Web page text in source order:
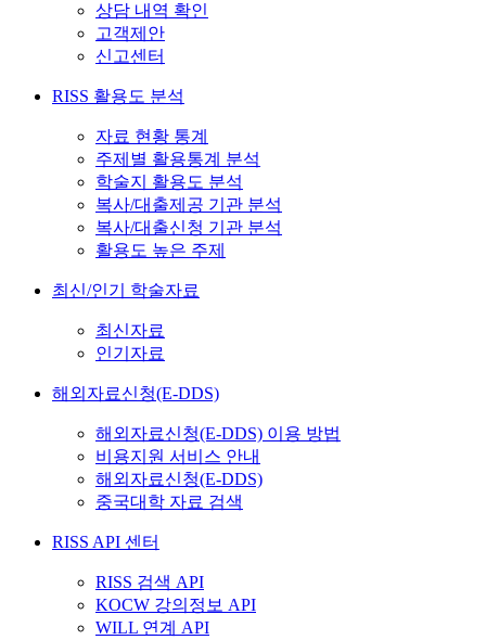
상담 내역 확인
고객제안
신고센터
RISS 활용도 분석
자료 현황 통계
주제별 활용통계 분석
학술지 활용도 분석
복사/대출제공 기관 분석
복사/대출신청 기관 분석
활용도 높은 주제
최신/인기 학술자료
최신자료
인기자료
해외자료신청(E-DDS)
해외자료신청(E-DDS) 이용 방법
비용지원 서비스 안내
해외자료신청(E-DDS)
중국대학 자료 검색
RISS API 센터
RISS 검색 API
KOCW 강의정보 API
WILL 연계 API